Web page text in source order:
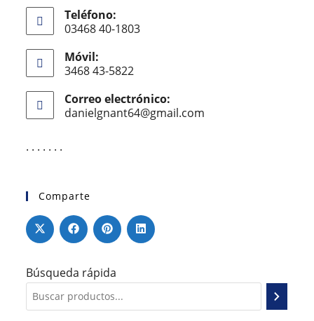
Teléfono:
03468 40-1803
Móvil:
3468 43-5822
Correo electrónico:
danielgnant64@gmail.com
. . . . . . .
Comparte
Búsqueda rápida